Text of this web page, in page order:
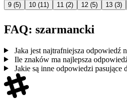
9 (5) 10 (11) 11 (2) 12 (5) 13 (3)
FAQ: szarmancki
Jaka jest najtrafniejsza odpowiedź
Ile znaków ma najlepsza
Jakie są inne odpowiedzi pasujące